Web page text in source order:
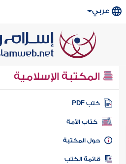
عربي
المكتبة الإسلامية
كتب PDF
كتاب الأمة
المكتبة